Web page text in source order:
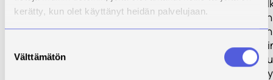
kerätty, kun olet käyttänyt heidän palvelujaan.
valinta
Välttämätön
yksityisellä ja
puolella,
sisävalaistuksen
suunnittelua
ulkovalaistusta